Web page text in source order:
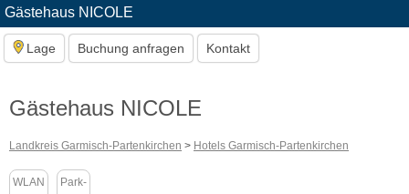
Gästehaus NICOLE
Lage Buchung anfragen Kontakt
Gästehaus NICOLE
Landkreis Garmisch-Partenkirchen > Hotels Garmisch-Partenkirchen
WLAN
Park-